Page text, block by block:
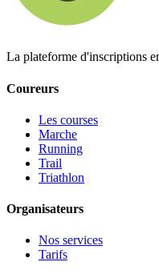
La plateforme d'inscriptions
Coureurs
Les courses
Marche
Running
Trail
Triathlon
Organisateurs
Nos services
Tarifs